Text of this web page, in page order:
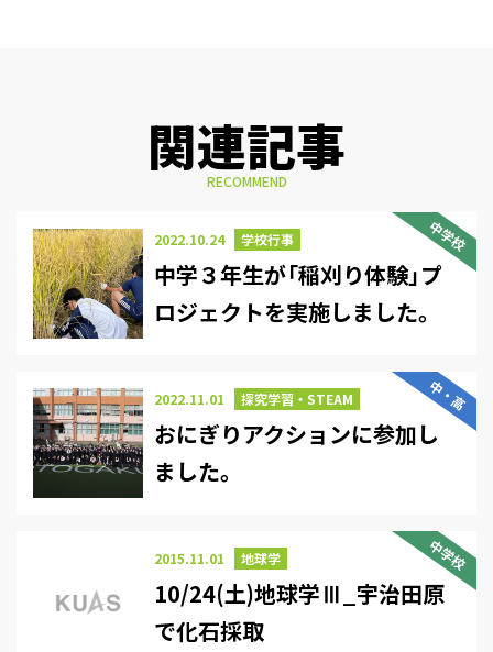
関連記事
RECOMMEND
中学校
2022.10.24 学校行事
中学３年生が「稲刈り体験」プ
ロジェクトを実施しました。
中・高
2022.11.01 探究学習・STEAM
おにぎりアクションに参加し
ました。
中学校
2015.11.01 地球学
10/24(土)地球学Ⅲ_宇治田原
で化石採取